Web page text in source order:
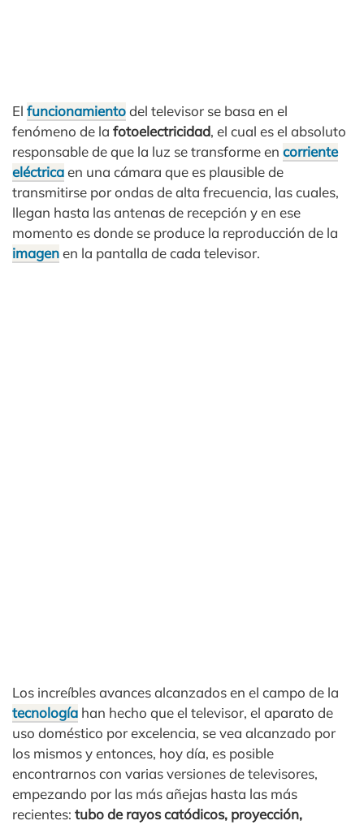
El funcionamientodel televisor se basa en el
fenómeno de la fotoelectricidad, el cual es el absoluto
responsable de que la luz se transforme en corriente
eléctricaen una cámara que es plausible de
transmitirse por ondas de alta frecuencia, las cuales,
llegan hasta las antenas de recepción y en ese
momento es donde se produce la reproducción de la
imagenen la pantalla de cada televisor.
Los increíbles avances alcanzados en el campo de la
tecnología han hecho que el televisor, el aparato de
uso doméstico por excelencia, se vea alcanzado por
los mismos y entonces, hoy día, es posible
encontrarnos con varias versiones de televisores,
empezando por las más añejas hasta las más
recientes: tubo de rayos catódicos, proyección,